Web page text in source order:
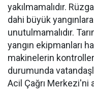
yakılmamalıdır.
dahi büyük
unutulmamalıdır.
yangın ekipmanları
makinelerin kontrolleri
durumunda
Acil Çağrı Merkezi'ni